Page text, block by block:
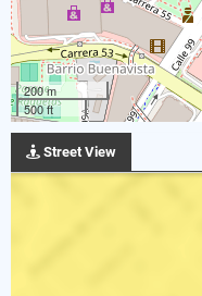
200 m
500 ft
Street View